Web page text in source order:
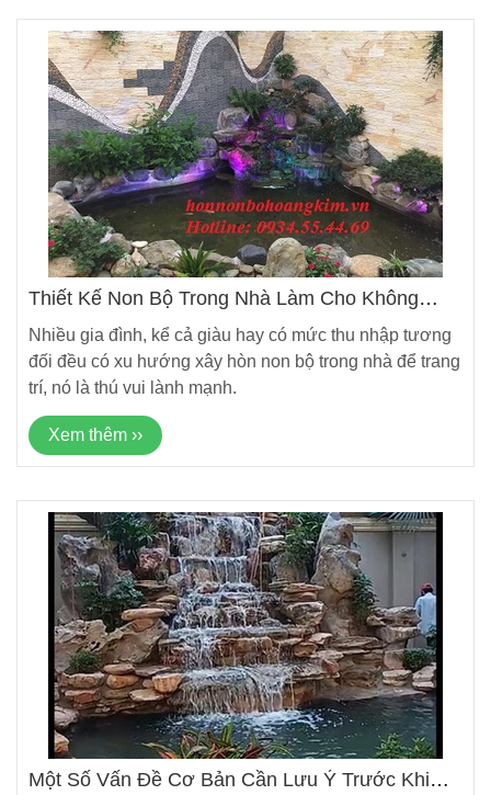
Thiết Kế Non Bộ Trong Nhà Làm Cho Không
Nhiều gia đình, kể cả giàu hay có mức thu nhập tương
đối đều có xu hướng xây hòn non bộ trong nhà để trang
trí, nó là thú vui lành mạnh.
Xem thêm ››
Một Số Vấn Đề Cơ Bản Cần Lưu Ý Trước Khi